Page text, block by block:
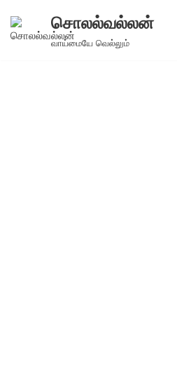
Skip
சொலல்வல்லன்
வாய்மையே வெல்லும்